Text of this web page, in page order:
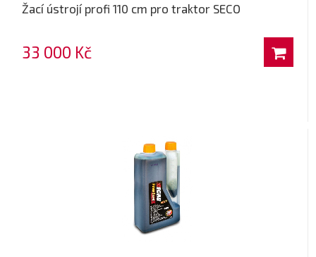
Žací ústrojí profi 110 cm pro traktor SECO
33 000 Kč